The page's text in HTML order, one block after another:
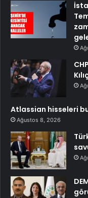
Atlassian hisseleri
Ağustos 8, 2026